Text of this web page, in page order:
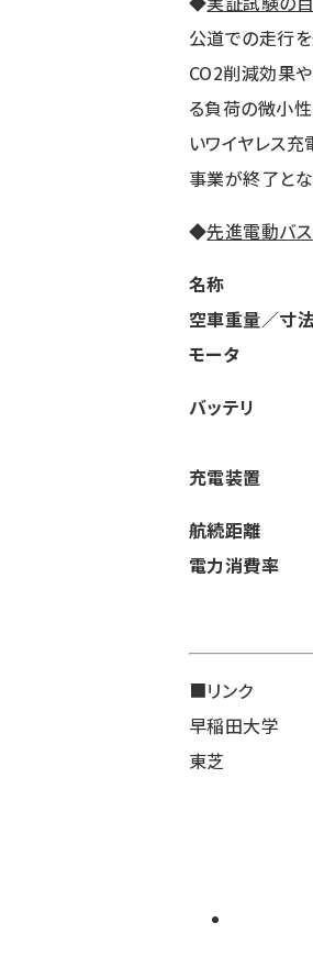
公道での走行
CO2削減効果
る負荷の微小
いワイヤレス
事業が終了と
◆先進電動バ
名称
空車重量／寸
モータ
バッテリ
充電装置
航続距離
電力消費率
■リンク
早稲田大学
東芝